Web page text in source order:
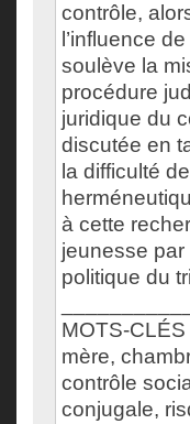
contrôle,
l’influence
soulève la
procédure
juridique du
discutée en
la difficulté
à cette
jeunesse par
politique du
MOTS-
mère,
contrôle
conjugale,